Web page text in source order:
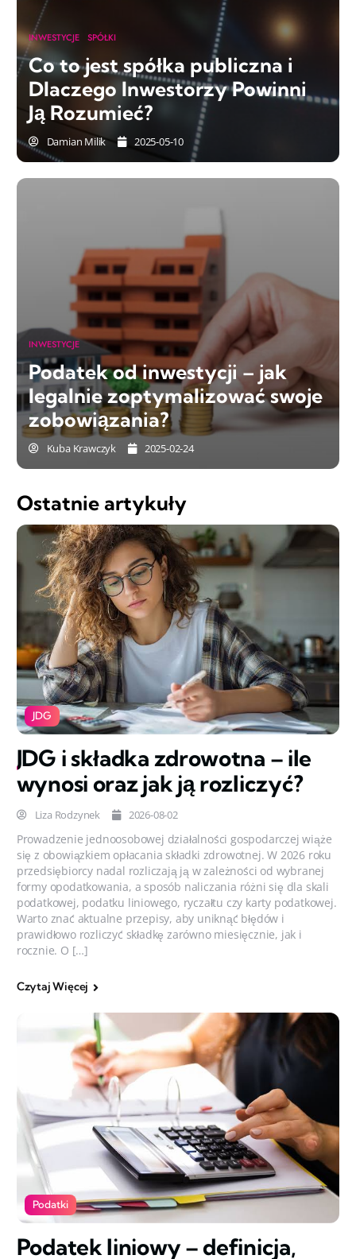
INWESTYCJE SPÓŁKI
Co to jest spółka publiczna i
Dlaczego Inwestorzy Powinni
Ją Rozumieć?
Damian Milik 2025-05-10
INWESTYCJE
Podatek od inwestycji – jak
legalnie zoptymalizować swoje
zobowiązania?
Kuba Krawczyk 2025-02-24
Ostatnie artykuły
JDG
JDG i składka zdrowotna – ile
wynosi oraz jak ją rozliczyć?
Liza Rodzynek 2026-08-02
Prowadzenie jednoosobowej działalności gospodarczej wiąże
się z obowiązkiem opłacania składki zdrowotnej. W 2026 roku
przedsiębiorcy nadal rozliczają ją w zależności od wybranej
formy opodatkowania, a sposób naliczania różni się dla skali
podatkowej, podatku liniowego, ryczałtu czy karty podatkowej.
Warto znać aktualne przepisy, aby uniknąć błędów i
prawidłowo rozliczyć składkę zarówno miesięcznie, jak i
rocznie. O […]
Czytaj Więcej
Podatki
Podatek liniowy – definicja,